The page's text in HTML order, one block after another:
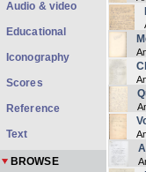
Audio & video
Educational
Iconography
Scores
Reference
Text
BROWSE